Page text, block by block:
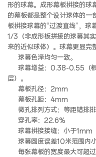
形的球幕。成形幕板拼接的球
的幕板都是整个设计球体的一
板拼接球幕的“过渡直线”，球
1/3（非成形板拼接的球幕其
来的近似球体）。球幕更显完
球幕色泽均匀一致。
球幕增益：0.38-0.55（根
层）。
幕板孔径：2mm
幕板孔距：4mm
微孔排列方式：等距错排排
穿孔率：22.6%
球幕拼接接缝：小于1mm
球幕圆度误差10米范围内
每张幕板的宽度最大可超